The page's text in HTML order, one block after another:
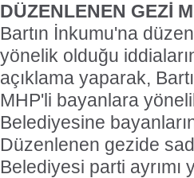
DÜZENLENEN GEZİ
Bartın İnkumu'na
yönelik olduğu
açıklama yaparak,
MHP'li bayanlara
Belediyesine
Düzenlenen gezide
Belediyesi parti ayrımı